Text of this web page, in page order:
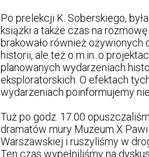
Po prelekcji K. Soberskiego,
książki a także czas na
brakowało również ożywionych
historii, ale też o m.in. o
planowanych wydarzeniach
eksploratorskich. O efektach
wydarzeniach poinformujemy
Tuż po godz. 17.00
dramatów mury Muzeum X
Warszawskiej i ruszyliśmy w
Ten czas wypełniliśmy na